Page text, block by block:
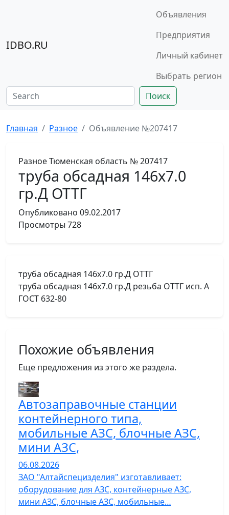
IDBO.RU
Объявления
Предприятия
Личный кабинет
Выбрать регион
Поиск
Главная Разное Объявление №207417
РазноеТюменская область № 207417
труба обсадная 146х7.0
гр.Д ОТТГ
Опубликовано 09.02.2017
Просмотры 728
труба обсадная 146х7.0 гр.Д ОТТГ
труба обсадная 146х7.0 гр.Д резьба ОТТГ исп. А
ГОСТ 632-80
Похожие объявления
Еще предложения из этого же раздела.
Автозаправочные станции
контейнерного типа,
мобильные АЗС, блочные АЗС,
мини АЗС,
06.08.2026
ЗАО "Алтайспецизделия" изготавливает:
оборудование для АЗС, контейнерные АЗС,
мини АЗС, блочные АЗС, мобильные…